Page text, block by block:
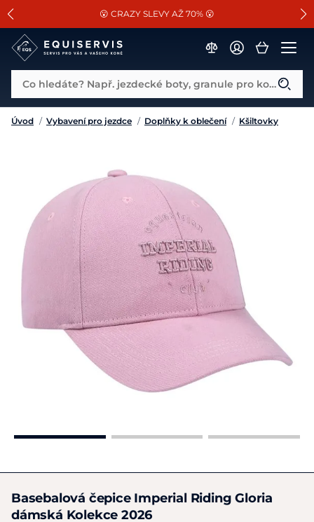
SLEVA 13% na vše od Cassini!
😮 CRAZY SLEVY AŽ 70% 😮
📐Pasování a doplňky k vybraným sedlům ZDARMA 🐴
Co hledáte? Např. jezdecké boty, granule pro koně...
Úvod / Vybavení pro jezdce / Doplňky k oblečení / Kšiltovky
Basebalová čepice Imperial Riding Gloria
dámská Kolekce 2026